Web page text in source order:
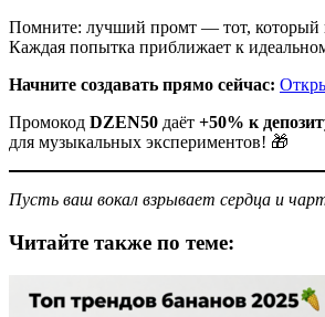
Помните: лучший промт — тот, который
Каждая попытка приближает к
Начните создавать прямо сейчас:
Промокод DZEN50 даёт +50% к
для музыкальных экспериментов! 🎁
Пусть ваш вокал взрывает сердца и
Читайте также по теме: